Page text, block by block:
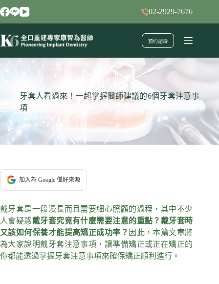
跳
至
要
02-2929-7676
預約諮詢
牙套人看過來！一起掌握醫師建議的6個牙套注意事
項
加入為 Google 偏好來源
戴牙套是一段漫長而且需要細心照顧的過程，其中不少
人會疑惑戴牙套究竟有什麼需要注意的重點？戴牙套時
又該如何保養才能提高矯正成功率？ 因此，本篇文章將
為大家說明戴牙套注意事項，讓準備矯正或正在矯正的
你都能透過掌握牙套注意事項來確保矯正順利進行。